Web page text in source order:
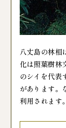
八丈島の林相
化は照葉樹林
のシイを代表
があります。
利用されます。